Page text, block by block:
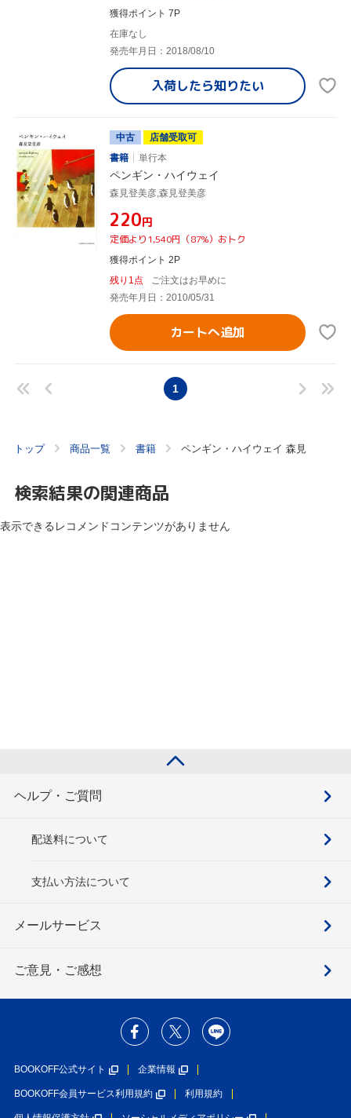
獲得ポイント 7P
在庫なし
発売年月日：2018/08/10
入荷したら知りたい
中古
店舗受取可
書籍
単行本
ペンギン・ハイウェイ
森見登美彦,森見登美彦
¥220円
定価より1,540円（87%）おトク
獲得ポイント 2P
残り1点
ご注文はお早めに
発売年月日：2010/05/31
カートへ追加
1
トップ 商品一覧 書籍 ペンギン・ハイウェイ 森見
検索結果の関連商品
表示できるレコメンドコンテンツがありません
ヘルプ・ご質問
配送料について
支払い方法について
メールサービス
ご意見・ご感想
BOOKOFF公式サイト 企業情報
BOOKOFF会員サービス利用規約 利用規約